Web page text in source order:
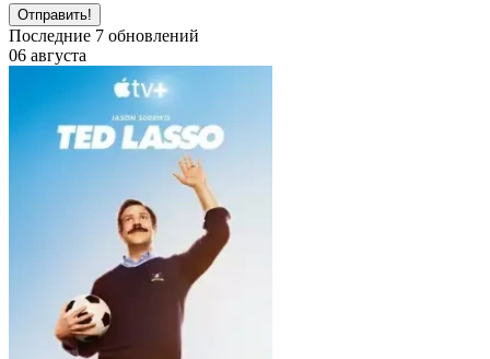
Отправить!
Последние 7 обновлений
06 августа